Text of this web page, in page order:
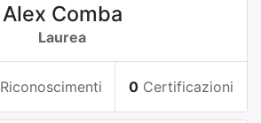
Alex Comba
Laurea
Riconoscimenti 0 Certificazioni